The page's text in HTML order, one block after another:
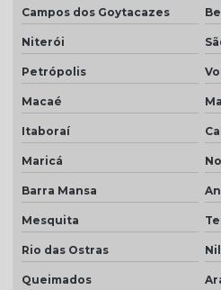
Telha colonial esmaltada cinza
Telha colonial esmaltada dupla face
Telha colonial esmaltada preço
Telha colonial marfim
Telha colonial natural
Telha colonial resinada
Telha colonial resinada preço
Telha colonial resinada valor
Campos dos Goytacazes
Niterói
Petrópolis
Macaé
Itaboraí
Maricá
Barra Mansa
Mesquita
Rio das Ostras
Queimados